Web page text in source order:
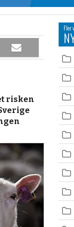
Dela
per
risken
Fler